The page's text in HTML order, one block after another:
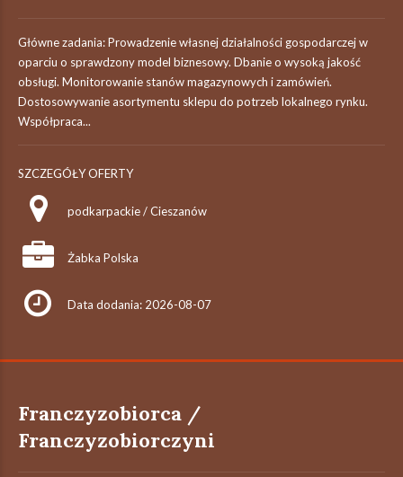
Główne zadania: Prowadzenie własnej działalności gospodarczej w
oparciu o sprawdzony model biznesowy. Dbanie o wysoką jakość
obsługi. Monitorowanie stanów magazynowych i zamówień.
Dostosowywanie asortymentu sklepu do potrzeb lokalnego rynku.
Współpraca...
SZCZEGÓŁY OFERTY
podkarpackie / Cieszanów
Żabka Polska
Data dodania: 2026-08-07
Franczyzobiorca /
Franczyzobiorczyni